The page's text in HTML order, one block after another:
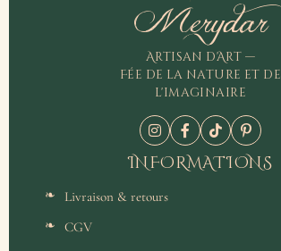
Merydar
Artisan d'Art —
Fée de la nature et de
l'imaginaire
INFORMATIONS
Livraison & retours
CGV